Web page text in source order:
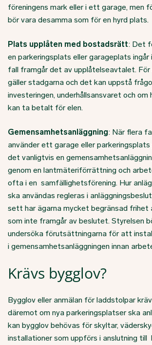
föreningens mark eller i ett garage, men
bör vara desamma som för en hyrd plats.
Plats upplåten med bostadsrätt: Det
en parkeringsplats eller garageplats ingår
fall framgår det av upplåtelseavtalet. För
gäller stadgarna och det kan uppstå
investeringen, underhållsansvaret och om
kan ta betalt för elen.
Gemensamhetsanläggning: När flera
använder ett garage eller
det vanligtvis en
genom en lantmäteriförrättning och
ofta i en samfällighetsförening. Hur
ska användas regleras i
sett har ägarna mycket begränsad frihet
som inte framgår av beslutet. Styrelsen
undersöka förutsättningarna för att
i gemensamhetsanläggningen innan
Krävs bygglov?
Bygglov eller anmälan för laddstolpar
däremot om nya parkeringsplatser ska
kan bygglov behövas för skyltar,
installationer som uppförs i anslutning till